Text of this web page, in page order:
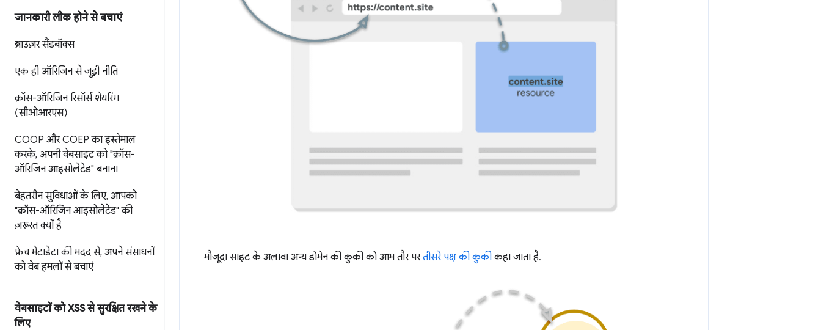
जानकारी लीक होने से बचाएं
ब्राउज़र सैंडबॉक्स
एक ही ऑरिजिन से जुड़ी नीति
क्रॉस-ऑरिजिन रिसॉर्स शेयरिंग
(सीओआरएस)
COOP और COEP का इस्तेमाल
करके, अपनी वेबसाइट को "क्रॉस-
ऑरिजिन आइसोलेटेड" बनाना
बेहतरीन सुविधाओं के लिए, आपको
"क्रॉस-ऑरिजिन आइसोलेटेड" की
ज़रूरत क्यों है
फ़ेच मेटाडेटा की मदद से, अपने संसाधनों
को वेब हमलों से बचाएं
वेबसाइटों को XSS से सुरक्षित रखने के
लिए
मौजूदा साइट के अलावा अन्य डोमेन की कुकी को आम तौर परतीसरे पक्ष की कुकीकहा जाता है.